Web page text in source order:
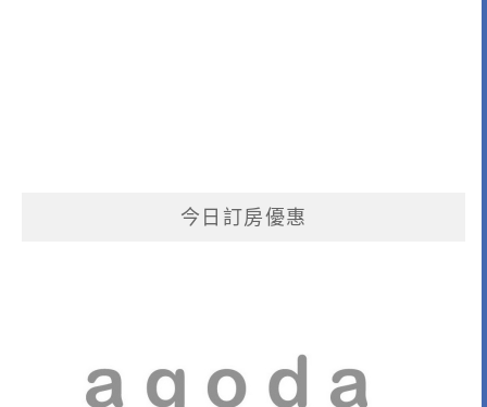
今日訂房優惠